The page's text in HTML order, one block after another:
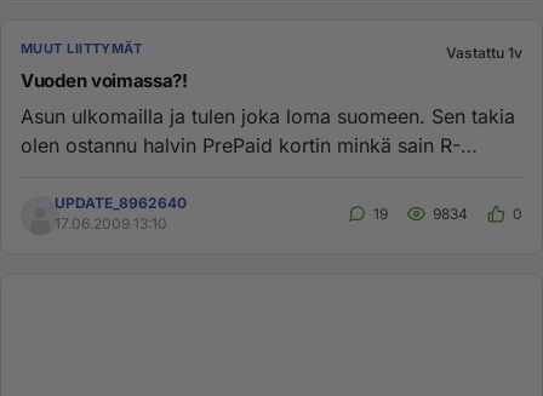
MUUT LIITTYMÄT Vastattu 1v
Vuoden voimassa?!
Asun ulkomailla ja tulen joka loma suomeen. Sen takia
olen ostannu halvin PrePaid kortin minkä sain R-
UPDATE_8962640
17.06.2009 13:10
19 9834 0